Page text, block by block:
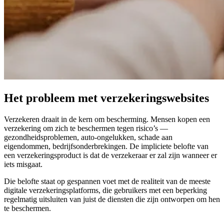
Het probleem met verzekeringswebsites
Verzekeren draait in de kern om bescherming. Mensen kopen een
verzekering om zich te beschermen tegen risico’s —
gezondheidsproblemen, auto-ongelukken, schade aan
eigendommen, bedrijfsonderbrekingen. De impliciete belofte van
een verzekeringsproduct is dat de verzekeraar er zal zijn wanneer er
iets misgaat.
Die belofte staat op gespannen voet met de realiteit van de meeste
digitale verzekeringsplatforms, die gebruikers met een beperking
regelmatig uitsluiten van juist de diensten die zijn ontworpen om hen
te beschermen.